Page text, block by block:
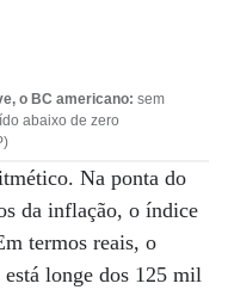
o BC americano: sem
abaixo de zero
Na ponta do
da inflação, o índice
termos reais, o
longe dos 125 mil